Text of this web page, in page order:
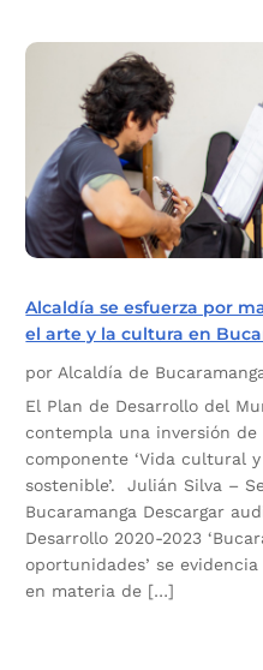
Alcaldía se esfuerza por
el arte y la cultura en
por Alcaldía de
El Plan de Desarrollo del
contempla una inversión
componente ‘Vida cultural
sostenible’. Julián Silva –
Bucaramanga Descargar
Desarrollo 2020-2023
oportunidades’ se
en materia de […]